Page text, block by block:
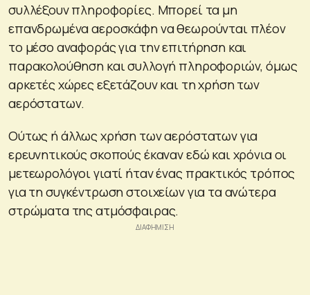
συλλέξουν πληροφορίες. Μπορεί τα μη
επανδρωμένα αεροσκάφη να θεωρούνται πλέον
το μέσο αναφοράς για την επιτήρηση και
παρακολούθηση και συλλογή πληροφοριών, όμως
αρκετές χώρες εξετάζουν και τη χρήση των
αερόστατων.
Ούτως ή άλλως χρήση των αερόστατων για
ερευνητικούς σκοπούς έκαναν εδώ και χρόνια οι
μετεωρολόγοι γιατί ήταν ένας πρακτικός τρόπος
για τη συγκέντρωση στοιχείων για τα ανώτερα
στρώματα της ατμόσφαιρας.